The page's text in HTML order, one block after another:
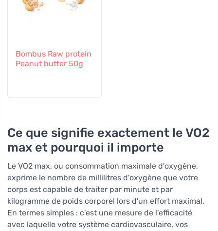
Bombus Raw protein
Peanut butter 50g
Ce que signifie exactement le VO2
max et pourquoi il importe
Le VO2 max, ou consommation maximale d'oxygène,
exprime le nombre de millilitres d'oxygène que votre
corps est capable de traiter par minute et par
kilogramme de poids corporel lors d'un effort maximal.
En termes simples : c'est une mesure de l'efficacité
avec laquelle votre système cardiovasculaire, vos